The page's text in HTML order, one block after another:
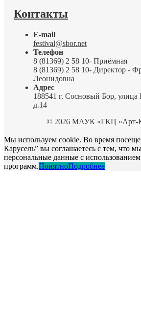
Контакты
E-mail
festival@sbor.net
Телефон
8 (81369) 2 58 10- Приёмная
8 (81369) 2 58 10- Директор -
Леонидовна
Адрес
188541 г. Сосновый Бор,
д.14
© 2026 МАУК «ГКЦ «Арт-
Мы используем cookie. Во время
Карусель” вы соглашаетесь с тем, что
персональные данные с
программ.ПонятноПодробнее